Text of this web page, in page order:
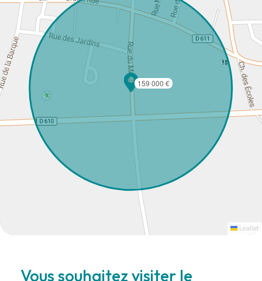
159 000 €
Leaflet
Vous souhaitez visiter le